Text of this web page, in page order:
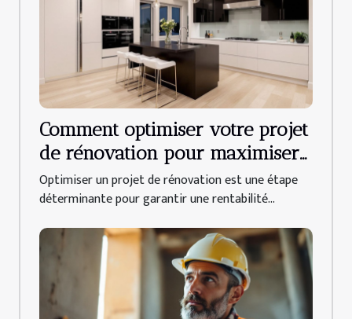
Comment optimiser votre projet
de rénovation pour maximiser
le ROI ?
Optimiser un projet de rénovation est une étape
déterminante pour garantir une rentabilité...